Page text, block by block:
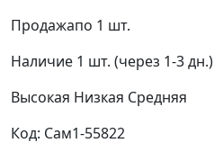
Продажапо 1 шт.
Наличие 1 шт. (через 1-3 дн.)
Высокая Низкая Средняя
Код: Сам1-55822